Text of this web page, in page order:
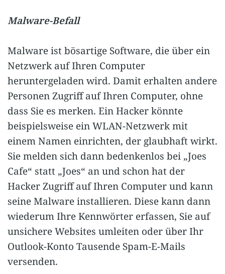
Malware-Befall
Malware ist bösartige Software, die über ein
Netzwerk auf Ihren Computer
heruntergeladen wird. Damit erhalten andere
Personen Zugriff auf Ihren Computer, ohne
dass Sie es merken. Ein Hacker könnte
beispielsweise ein WLAN-Netzwerk mit
einem Namen einrichten, der glaubhaft wirkt.
Sie melden sich dann bedenkenlos bei „Joes
Cafe“ statt „Joes“ an und schon hat der
Hacker Zugriff auf Ihren Computer und kann
seine Malware installieren. Diese kann dann
wiederum Ihre Kennwörter erfassen, Sie auf
unsichere Websites umleiten oder über Ihr
Outlook-Konto Tausende Spam-E-Mails
versenden.